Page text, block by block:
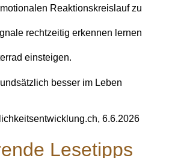
Reaktionskreislauf zu
rechtzeitig erkennen lernen
einsteigen.
besser im Leben
6.6.2026
Lesetipps